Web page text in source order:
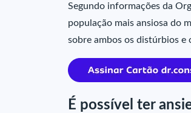
Segundo informações da
população mais ansiosa do
sobre ambos os distúrbios e
É possível ter